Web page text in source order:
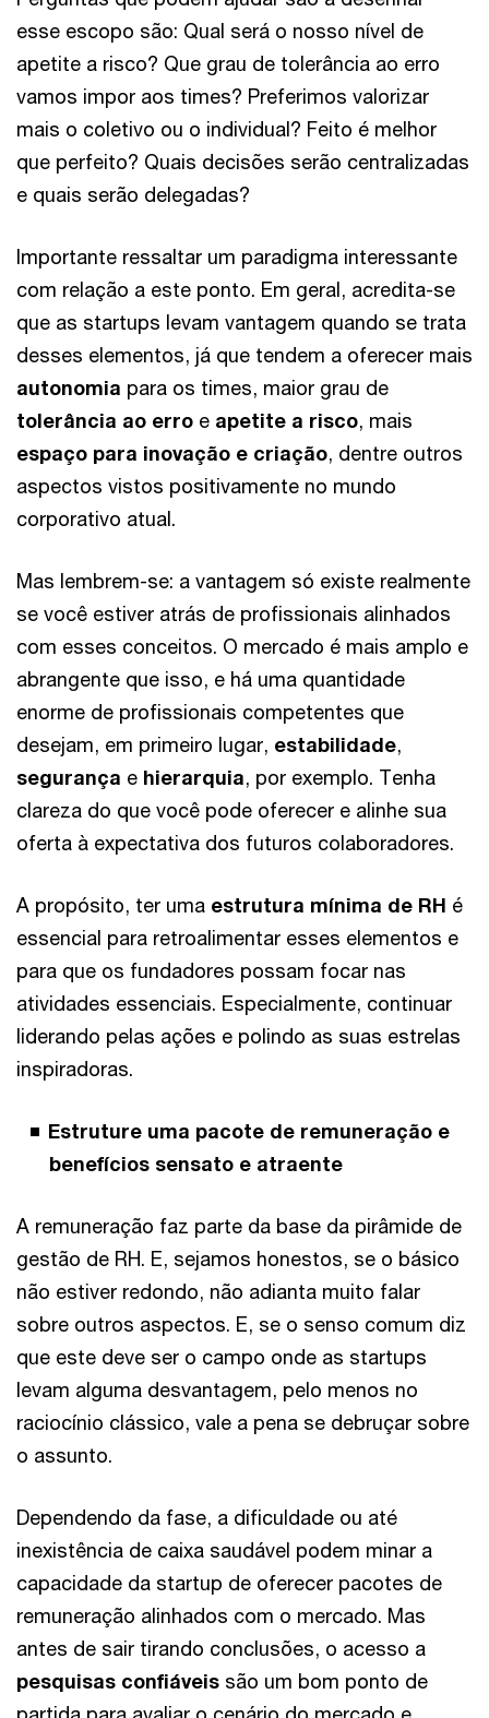
esse escopo são: Qual será o nosso nível de
apetite a risco? Que grau de tolerância ao erro
vamos impor aos times? Preferimos valorizar
mais o coletivo ou o individual? Feito é melhor
que perfeito? Quais decisões serão centralizadas
e quais serão delegadas?
Importante ressaltar um paradigma interessante
com relação a este ponto. Em geral, acredita-se
que as startups levam vantagem quando se trata
desses elementos, já que tendem a oferecer mais
autonomia para os times, maior grau de
tolerância ao erro e apetite a risco, mais
espaço para inovação e criação, dentre outros
aspectos vistos positivamente no mundo
corporativo atual.
Mas lembrem-se: a vantagem só existe realmente
se você estiver atrás de profissionais alinhados
com esses conceitos. O mercado é mais amplo e
abrangente que isso, e há uma quantidade
enorme de profissionais competentes que
desejam, em primeiro lugar, estabilidade,
segurança e hierarquia, por exemplo. Tenha
clareza do que você pode oferecer e alinhe sua
oferta à expectativa dos futuros colaboradores.
A propósito, ter uma estrutura mínima de RH é
essencial para retroalimentar esses elementos e
para que os fundadores possam focar nas
atividades essenciais. Especialmente, continuar
liderando pelas ações e polindo as suas estrelas
inspiradoras.
Estruture uma pacote de remuneração e
benefícios sensato e atraente
A remuneração faz parte da base da pirâmide de
gestão de RH. E, sejamos honestos, se o básico
não estiver redondo, não adianta muito falar
sobre outros aspectos. E, se o senso comum diz
que este deve ser o campo onde as startups
levam alguma desvantagem, pelo menos no
raciocínio clássico, vale a pena se debruçar sobre
o assunto.
Dependendo da fase, a dificuldade ou até
inexistência de caixa saudável podem minar a
capacidade da startup de oferecer pacotes de
remuneração alinhados com o mercado. Mas
antes de sair tirando conclusões, o acesso a
pesquisas confiáveis são um bom ponto de